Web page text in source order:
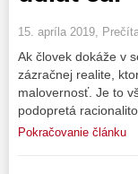
15. apríla 2019,
Ak človek dokáže v
zázračnej realite,
malovernosť. Je to
podopretá
Pokračovanie článku